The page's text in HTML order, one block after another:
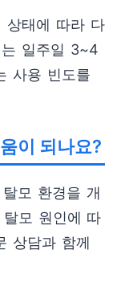
상태에 따라 다
일주일 3~4
사용 빈도를
이 되나요?
모 환경을 개
모 원인에 따
상담과 함께